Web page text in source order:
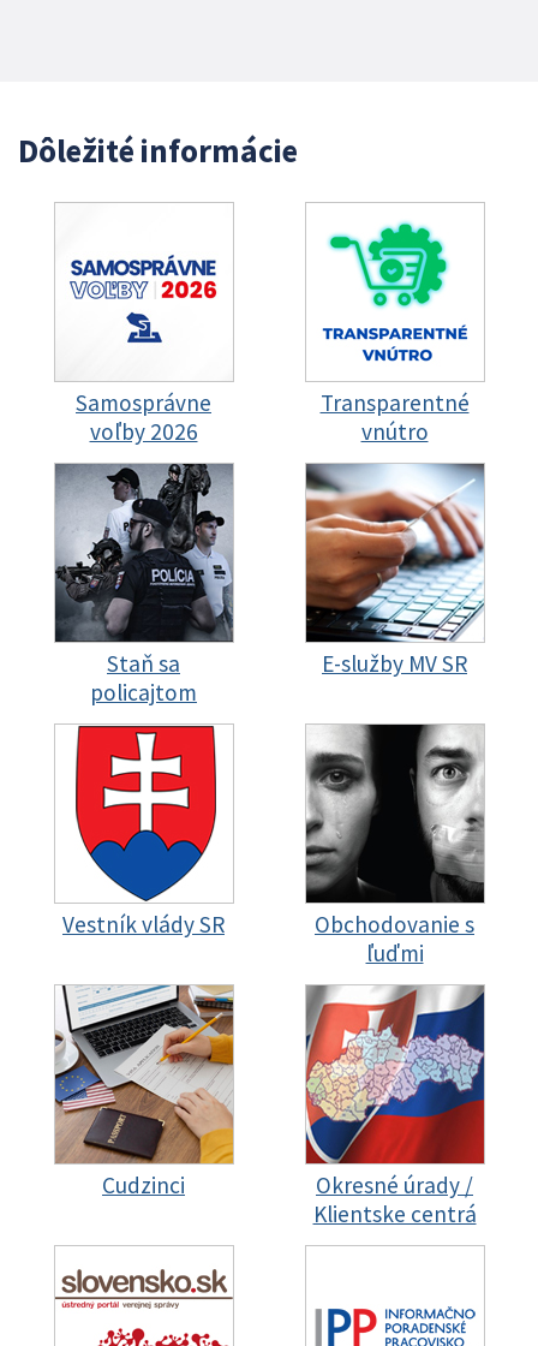
Dôležité informácie
Samosprávne
voľby 2026
Transparentné
vnútro
Staň sa
policajtom
E-služby MV SR
Vestník vlády SR
Obchodovanie s
ľuďmi
Cudzinci
Okresné úrady /
Klientske centrá